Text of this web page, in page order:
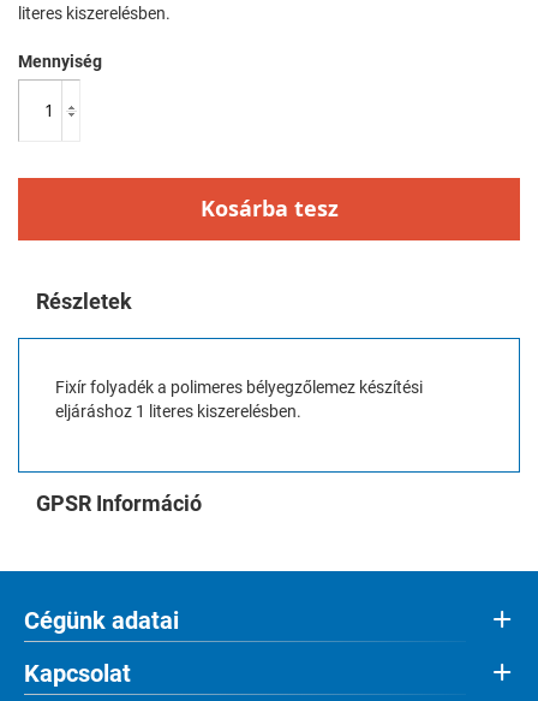
literes kiszerelésben.
Mennyiség
Kosárba tesz
Részletek
Fixír folyadék a polimeres bélyegzőlemez készítési
eljáráshoz 1 literes kiszerelésben.
GPSR Információ
Cégünk adatai
Kapcsolat